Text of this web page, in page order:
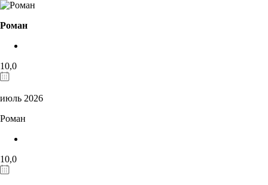
Роман
10,0
июль 2026
Роман
10,0